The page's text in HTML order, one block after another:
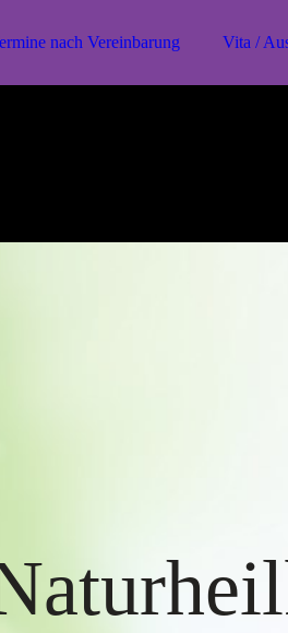
nach Vereinbarung Vita /